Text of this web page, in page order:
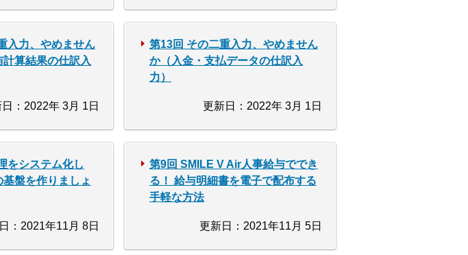
入力、やめません
算結果の仕訳入
：2022年 3月 1日
第13回 その二重入力、やめません
か（入金・支払データの仕訳入
力）
更新日：2022年 3月 1日
をシステム化し
盤を作りましょ
：2021年11月 8日
第9回 SMILE V Air人事給与ででき
る！ 給与明細書を電子で配布する
手軽な方法
更新日：2021年11月 5日